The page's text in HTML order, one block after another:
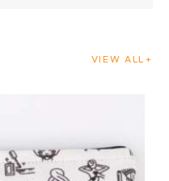
VIEW ALL